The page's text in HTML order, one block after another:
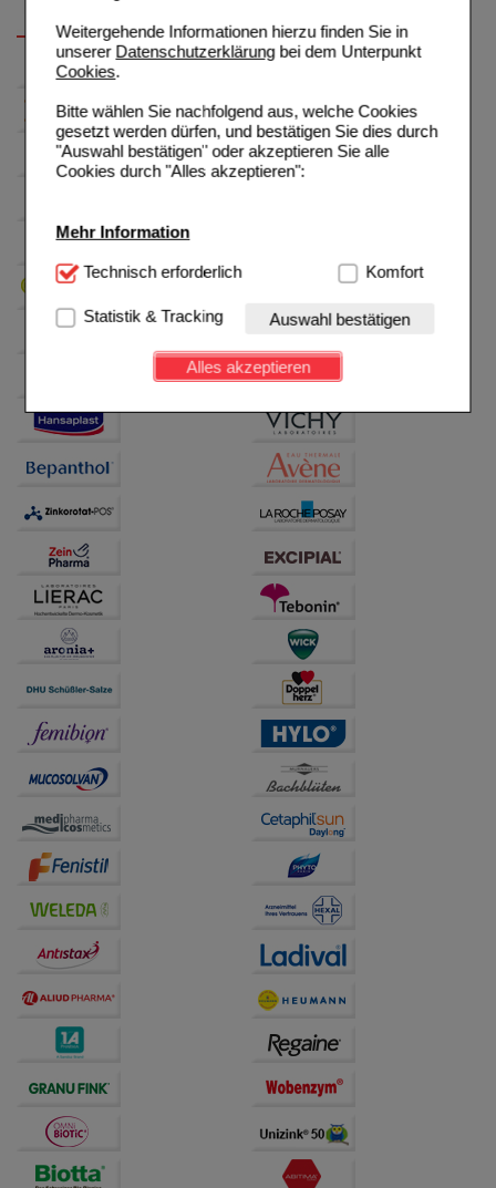
Weitergehende Informationen hierzu finden Sie in
unserer Datenschutzerklärungbei dem Unterpunkt
Cookies.
Bitte wählen Sie nachfolgend aus, welche Cookies
gesetzt werden dürfen, und bestätigen Sie dies durch
"Auswahl bestätigen" oder akzeptieren Sie alle
Cookies durch "Alles akzeptieren":
Mehr Information
Technisch Notwendig:Hierbei handelt es sich um
Website notwendig sind (z.B. Navigation, Warenkorb,
Kundenkonto), weshalb auf diese nicht verzichtet
werden kann.
Einkaufserlebnis noch ansprechender zu gestalten,
beispielsweise für die Wiedererkennung des
Besuchers oder unsere Seite an bevorzugte
Verhaltensweisen (z.B. Spracheinstellung)
auch auf Ihre Bedürfnisse zugeschrittene Inhalte
betreiben.
Statistik & Tracking:
Hierüber lassen sich
Informationen über die Art und Weise der Nutzung
unserer Website sammeln, mit deren Hilfe wir unsere
Website weiter für Sie optimieren können, den Inhalt
auf unserer Website aber auch die Werbung auf
Drittseiten möglichst relevant für Sie zu gestalten.
Bitte beachten Sie, dass Daten hierfür teilweise an
Dritte wie z.B. Google oder soziale Medien
übertragen werden.
Technisch erforderlich Komfort
Statistik & Tracking Auswahl bestätigen
Alles akzeptieren